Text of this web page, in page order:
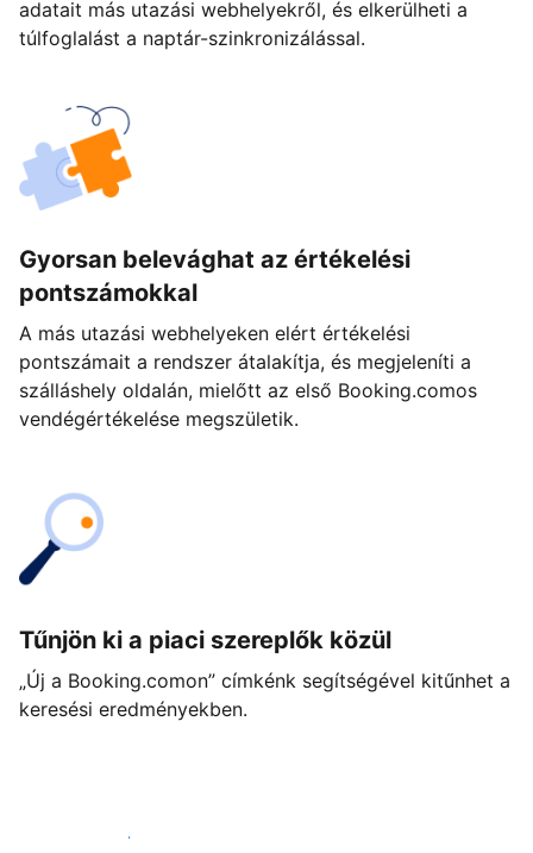
adatait más utazási webhelyekről, és elkerülheti a
túlfoglalást a naptár-szinkronizálással.
Gyorsan belevághat az értékelési
pontszámokkal
A más utazási webhelyeken elért értékelési
pontszámait a rendszer átalakítja, és megjeleníti a
szálláshely oldalán, mielőtt az első Booking.comos
vendégértékelése megszületik.
Tűnjön ki a piaci szereplők közül
„Új a Booking.comon” címkénk segítségével kitűnhet a
keresési eredményekben.
Vágjon bele még ma